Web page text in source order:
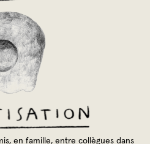
en famille, entre collègues dans